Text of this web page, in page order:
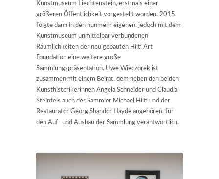
Kunstmuseum Liechtenstein, erstmals einer
größeren Öffentlichkeit vorgestellt worden. 2015
folgte dann in den nunmehr eigenen, jedoch mit dem
Kunstmuseum unmittelbar verbundenen
Räumlichkeiten der neu gebauten Hilti Art
Foundation eine weitere große
Sammlungspräsentation. Uwe Wieczorek ist
zusammen mit einem Beirat, dem neben den beiden
Kunsthistorikerinnen Angela Schneider und Claudia
Steinfels auch der Sammler Michael Hilti und der
Restaurator Georg Shandor Hayde angehören, für
den Auf- und Ausbau der Sammlung verantwortlich.